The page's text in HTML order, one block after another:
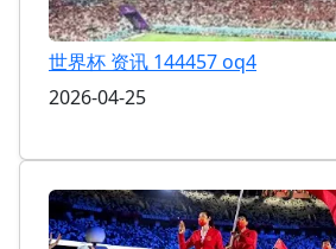
世界杯 资讯 144457 oq4
2026-04-25